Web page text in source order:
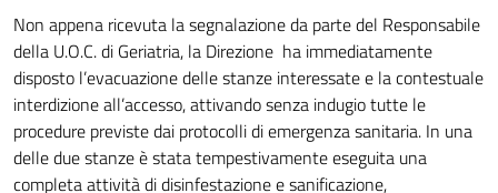
Non appena ricevuta la segnalazione da parte del Responsabile
della U.O.C. di Geriatria, la Direzione ha immediatamente
disposto l’evacuazione delle stanze interessate e la contestuale
interdizione all’accesso, attivando senza indugio tutte le
procedure previste dai protocolli di emergenza sanitaria. In una
delle due stanze è stata tempestivamente eseguita una
completa attività di disinfestazione e sanificazione,